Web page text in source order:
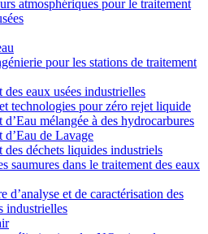
atmosphériques pour le traitement
pour les stations de traitement
des eaux usées industrielles
technologies pour zéro rejet liquide
d’Eau mélangée à des hydrocarbures
d’Eau de Lavage
des déchets liquides industriels
saumures dans le traitement des eaux
d’analyse et de caractérisation des
industrielles